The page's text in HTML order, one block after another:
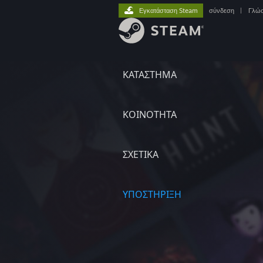
ΚΑΤΑΣΤΗΜΑ
ΚΟΙΝΟΤΗΤΑ
ΣΧΕΤΙΚΆ
ΥΠΟΣΤΗΡΙΞΗ
Εγκατάσταση Steam σύνδεση